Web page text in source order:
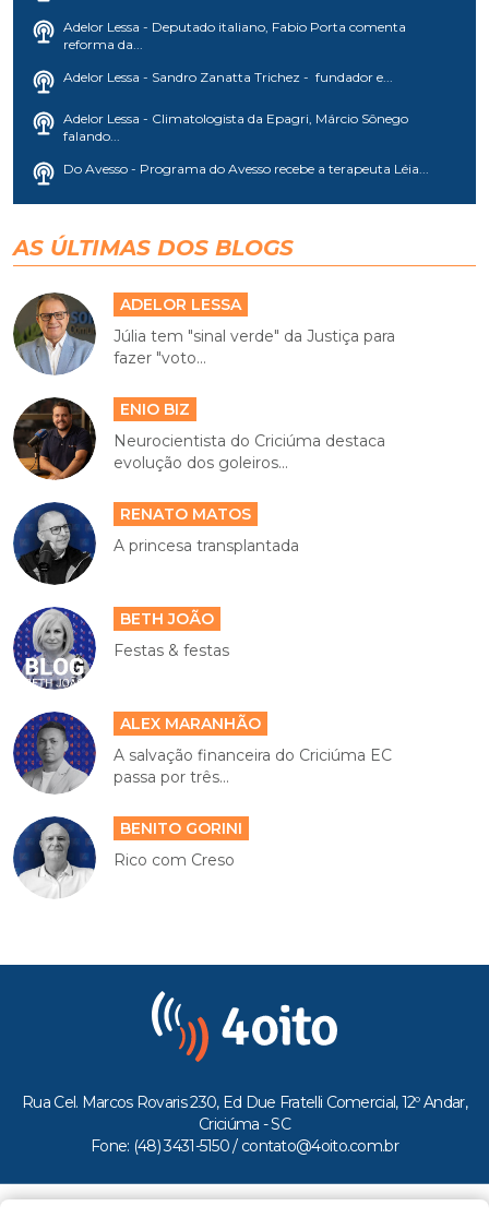
Adelor Lessa - Deputado italiano, Fabio Porta comenta
reforma da...
Adelor Lessa - Sandro Zanatta Trichez - fundador e...
Adelor Lessa - Climatologista da Epagri, Márcio Sônego
falando...
Do Avesso - Programa do Avesso recebe a terapeuta Léia...
AS ÚLTIMAS DOS BLOGS
ADELOR LESSA
Júlia tem "sinal verde" da Justiça para
fazer "voto...
ENIO BIZ
Neurocientista do Criciúma destaca
evolução dos goleiros...
RENATO MATOS
A princesa transplantada
BETH JOÃO
Festas & festas
ALEX MARANHÃO
A salvação financeira do Criciúma EC
passa por três...
BENITO GORINI
Rico com Creso
Rua Cel. Marcos Rovaris 230, Ed Due Fratelli Comercial, 12º Andar,
Criciúma - SC
Fone: (48) 3431-5150 / contato@4oito.com.br